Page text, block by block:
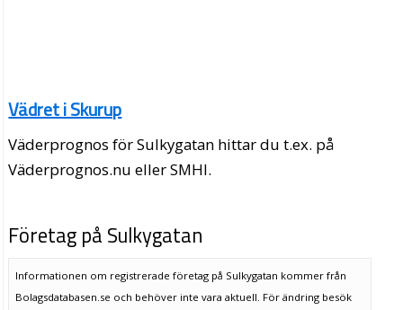
Vädret i Skurup
Väderprognos för Sulkygatan hittar du t.ex. på
Väderprognos.nu eller SMHI.
Företag på Sulkygatan
Informationen om registrerade företag på Sulkygatan kommer från
Bolagsdatabasen.se och behöver inte vara aktuell. För ändring besök